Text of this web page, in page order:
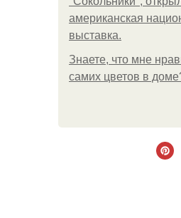
американская
выставка.
Знаете, что мне
самих цветов в